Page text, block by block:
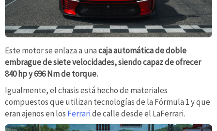
Este motor se enlaza a unacaja automática de doble
embrague de siete velocidades, siendo capaz de ofrecer
840 hp y 696 Nm de torque.
Igualmente, el chasis está hecho de materiales
compuestos que utilizan tecnologías de la Fórmula 1 y que
eran ajenos en los Ferraride calle desde el LaFerrari.